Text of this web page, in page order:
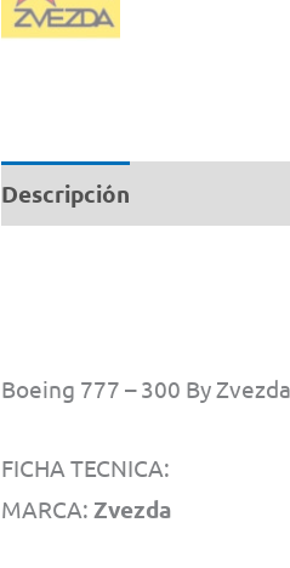
Descripción
Boeing 777 – 300 By
FICHA TECNICA:
MARCA: Zvezda